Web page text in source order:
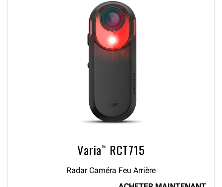
Varia™ RCT715
Radar Caméra Feu Arrière